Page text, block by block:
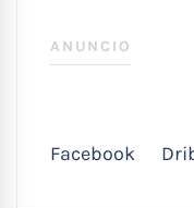
ANUNCIO
Facebook